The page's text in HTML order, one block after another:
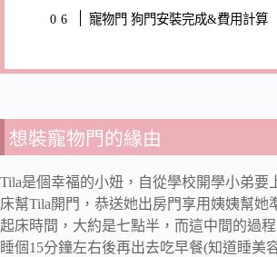
寵物門 狗門安裝完成&費用計算
想裝寵物門的緣由
Tila是個幸福的小妞，自從學校開學小弟
床幫Tila開門，恭送她出房門享用姨姨幫
起床時間，大約是七點半，而這中間的過
睡個15分鐘左右後再出去吃早餐(知道睡